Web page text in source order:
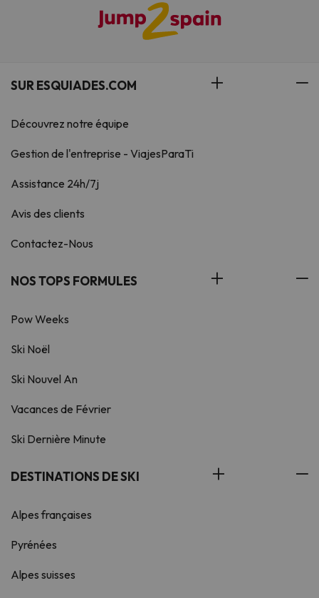
SUR ESQUIADES.COM
Découvrez notre équipe
Gestion de l'entreprise - ViajesParaTi
Assistance 24h/7j
Avis des clients
Contactez-Nous
NOS TOPS FORMULES
Pow Weeks
Ski Noël
Ski Nouvel An
Vacances de Février
Ski Dernière Minute
DESTINATIONS DE SKI
Alpes françaises
Pyrénées
Alpes suisses